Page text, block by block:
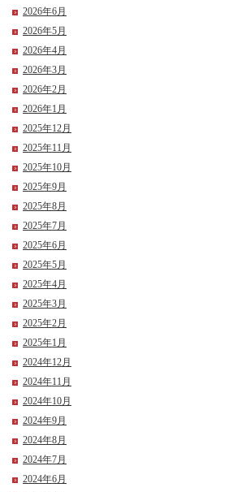
2026年6月
2026年5月
2026年4月
2026年3月
2026年2月
2026年1月
2025年12月
2025年11月
2025年10月
2025年9月
2025年8月
2025年7月
2025年6月
2025年5月
2025年4月
2025年3月
2025年2月
2025年1月
2024年12月
2024年11月
2024年10月
2024年9月
2024年8月
2024年7月
2024年6月